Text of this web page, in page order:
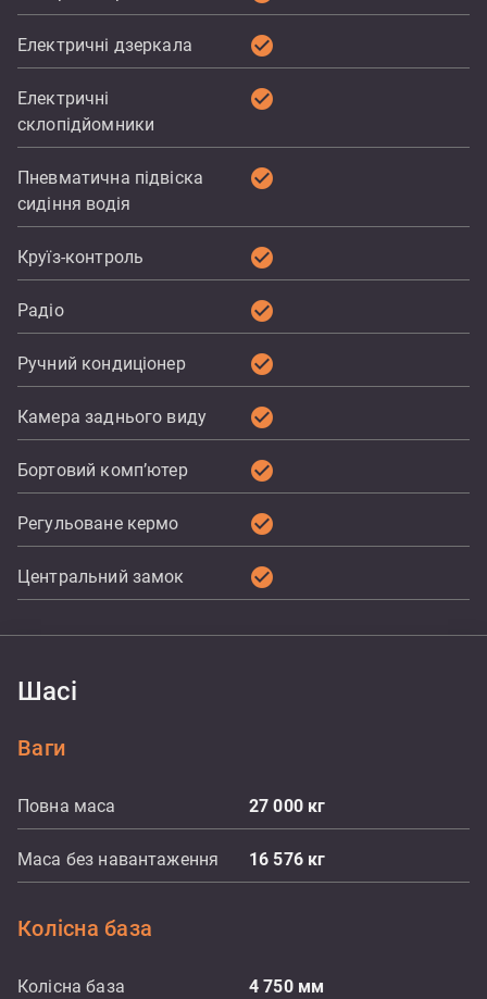
Електричні дзеркала check_circle
Електричні
склопідйомники
check_circle
Пневматична підвіска
сидіння водія
check_circle
Круїз-контроль check_circle
Радіо check_circle
Ручний кондиціонер check_circle
Камера заднього виду check_circle
Бортовий комп’ютер check_circle
Регульоване кермо check_circle
Центральний замок check_circle
Шасі
Ваги
Повна маса 27 000 кг
Маса без навантаження 16 576 кг
Колісна база
Колісна база 4 750 мм